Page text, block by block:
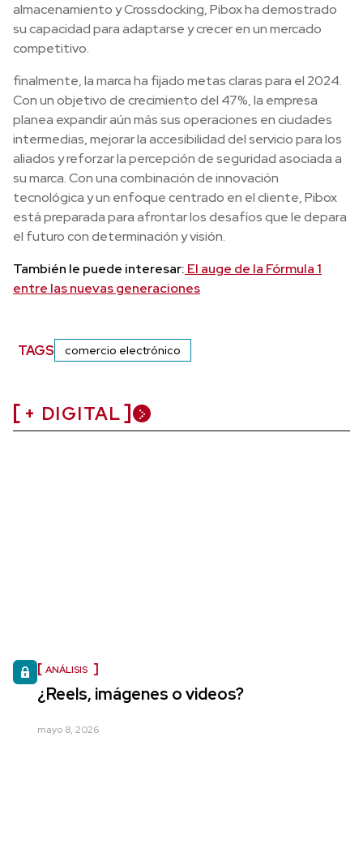
almacenamiento y Crossdocking, Pibox ha demostrado
su capacidad para adaptarse y crecer en un mercado
competitivo.
finalmente, la marca ha fijado metas claras para el 2024.
Con un objetivo de crecimiento del 47%, la empresa
planea expandir aún más sus operaciones en ciudades
intermedias, mejorar la accesibilidad del servicio para los
aliados y reforzar la percepción de seguridad asociada a
su marca. Con una combinación de innovación
tecnológica y un enfoque centrado en el cliente, Pibox
está preparada para afrontar los desafíos que le depara
el futuro con determinación y visión.
También le puede interesar: El auge de la Fórmula 1
entre las nuevas generaciones
TAGS comercio electrónico
+ DIGITAL
ANÁLISIS
¿Reels, imágenes o videos?
mayo 8, 2026